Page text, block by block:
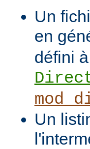
Un
en
défini
Un